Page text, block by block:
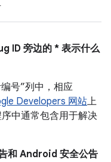
ID 旁边的 * 表示什么
号”列中，相应
Developers 网站上
中通常包含用于解决
和 Android 安全公告